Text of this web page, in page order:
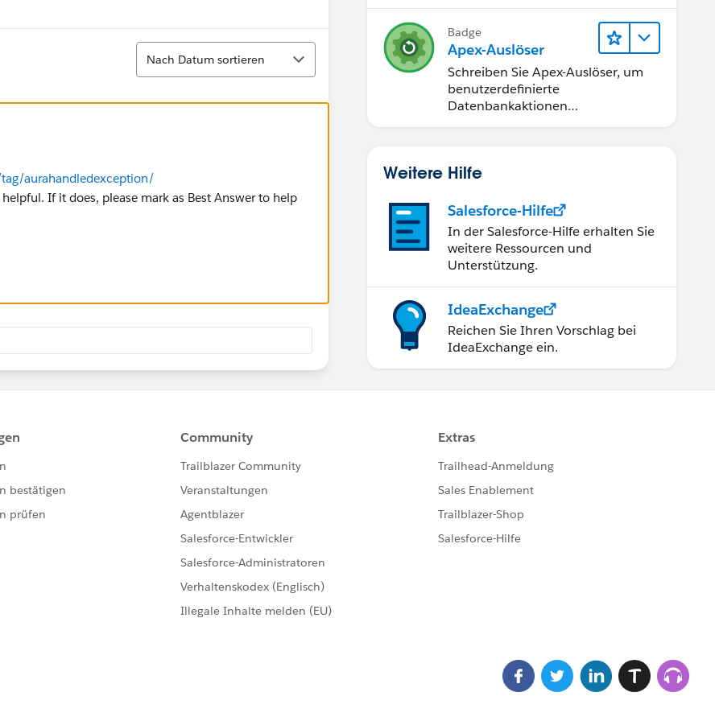
Sortieren
Nach Datum sortieren
aurahandledexception/
If it does, please mark as Best Answer to help
Badge
Apex-Auslöser
Schreiben Sie Apex-Auslöser, um
benutzerdefinierte
Datenbankaktionen
Weitere Hilfe
Salesforce-Hilfe
In der Salesforce-Hilfe erhalten Sie
weitere Ressourcen und
Unterstützung.
IdeaExchange
Reichen Sie Ihren Vorschlag bei
IdeaExchange ein.